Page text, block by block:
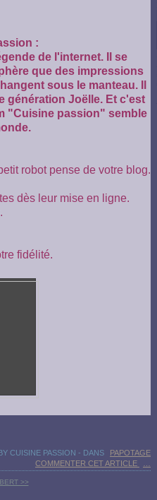
:
de l'internet. Il se
que des impressions
sous le manteau. Il
génération Joëlle. Et c'est
"Cuisine passion" semble
robot pense de votre blog.
dès leur mise en ligne.
fidélité.
CUISINE PASSION - DANS
PAPOTAGE
COMMENTER CET ARTICLE
>>